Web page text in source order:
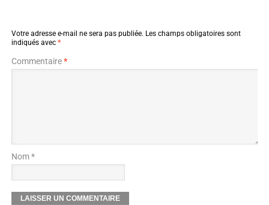
Votre adresse e-mail ne sera pas publiée. Les champs obligatoires sont
indiqués avec *
Commentaire*
Nom *